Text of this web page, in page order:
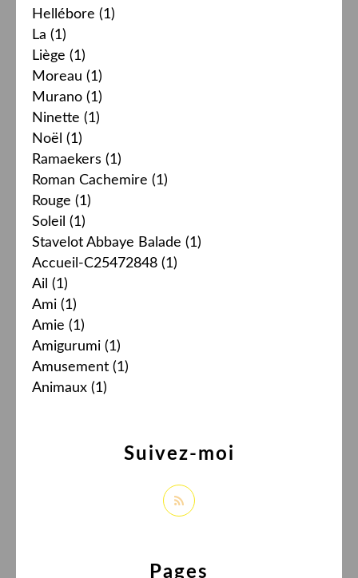
Hellébore (1)
La (1)
Liège (1)
Moreau (1)
Murano (1)
Ninette (1)
Noël (1)
Ramaekers (1)
Roman Cachemire (1)
Rouge (1)
Soleil (1)
Stavelot Abbaye Balade (1)
Accueil-C25472848 (1)
Ail (1)
Ami (1)
Amie (1)
Amigurumi (1)
Amusement (1)
Animaux (1)
Pages
Suivez-moi